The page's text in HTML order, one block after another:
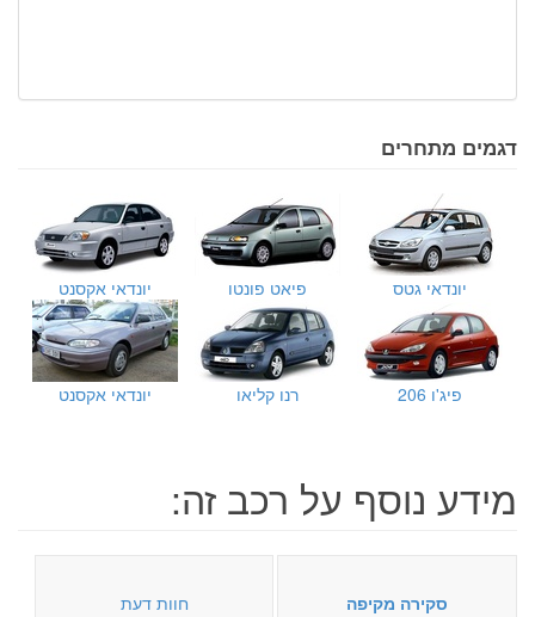
דגמים מתחרים
יונדאי גטס פיאט פונטו יונדאי אקסנט
פיג'ו 206 רנו קליאו יונדאי אקסנט
מידע נוסף על רכב זה:
סקירה מקיפה חוות דעת